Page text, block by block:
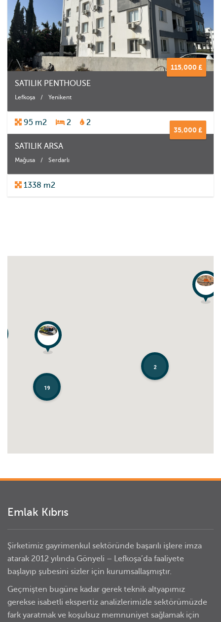
115,000 £
SATILIK PENTHOUSE
Lefkoşa / Yenikent
95 m2 2 2
35,000 £
SATILIK ARSA
Mağusa / Serdarlı
1338 m2
19
2
Emlak Kıbrıs
Şirketimiz gayrimenkul sektöründe başarılı işlere imza
atarak 2012 yılında Gönyeli – Lefkoşa’da faaliyete
başlayıp şubesini sizler için kurumsallaşmıştır.
Geçmişten bugüne kadar gerek teknik altyapımız
gerekse isabetli ekspertiz analizlerimizle sektörümüzde
fark yaratmak ve koşulsuz memnuniyet sağlamak için